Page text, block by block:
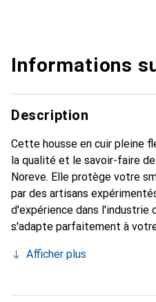
Informations
Description
Cette housse en cuir pleine
la qualité et le savoir-faire
Noreve. Elle protège votre
par des artisans
d'expérience dans l'industrie
s'adapte parfaitement à
peau. Elle devient
internationalement pour ses
Afficher plus